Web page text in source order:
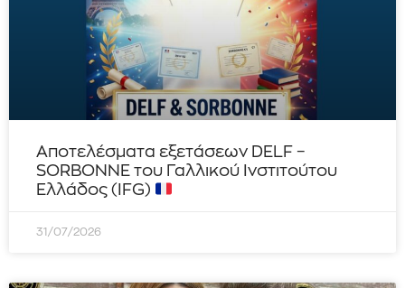
Αποτελέσματα εξετάσεων DELF –
SORBONNE του Γαλλικού Ινστιτούτου
Ελλάδος (IFG)
31/07/2026